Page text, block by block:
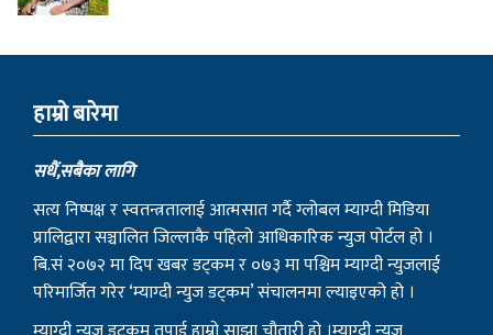
हाम्राे बारेमा
सधैं,सबैका लागि
सत्य निष्पक्ष र स्वतन्त्रतालाई आत्मसात गर्दै ग्लोबल म्याग्दी मिडिया
प्रालिद्वारा सञ्चालित जिल्लाकै पहिलो आधिकारिक न्युज पोर्टल हो ।
बि.सं २०७२ मा दिप खबर डट्कम र ०७३ मा पश्चिम म्याग्दी न्युजलाई
परिमार्जित गरेर ‘म्याग्दी न्युज डट्कम’ संचालनमा ल्याइएको हो ।